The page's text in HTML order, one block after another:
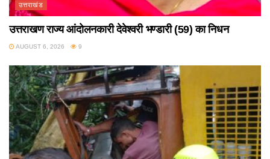
उत्तराखंड
उत्तराखण राज्य आंदोलनकारी देवेश्वरी भण्डारी (59) का निधन
AUGUST 6, 2026 9